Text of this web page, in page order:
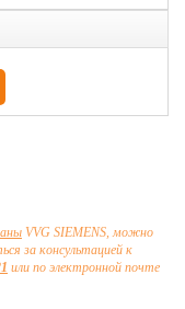
VVG SIEMENS, можно
за консультацией к
или по электронной почте